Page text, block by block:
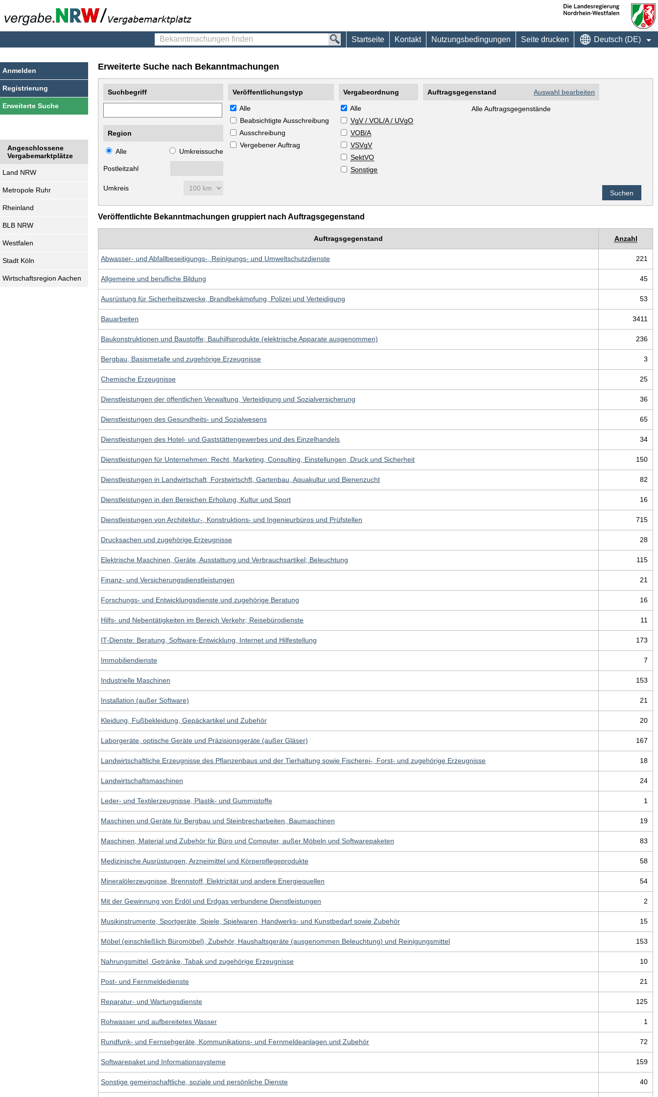
Bekanntmachungen
Startseite Kontakt Nutzungsbedingungen Seite drucken Deutsch (DE)
Anmelden
Registrierung
Erweiterte Suche
Angeschlossene
Vergabemarktplätze
Land NRW
Metropole Ruhr
Rheinland
BLB NRW
Westfalen
Stadt Köln
Wirtschaftsregion Aachen
Erweiterte Suche nach Bekanntmachungen
Suchbegriff
Region
Alle Umkreissuche
Postleitzahl
Umkreis
Veröffentlichungstyp
Alle
Beabsichtigte Ausschreibung
Ausschreibung
Vergebener Auftrag
Vergabeordnung
Alle
VgV / VOL/A / UVgO
VOB/A
VSVgV
SektVO
Sonstige
Auftragsgegenstand Auswahl bearbeiten
Alle Auftragsgegenstände
Veröffentlichte Bekanntmachungen gruppiert nach Auftragsgegenstand
Auftragsgegenstand Anzahl
Abwasser- und Abfallbeseitigungs-, Reinigungs- und Umweltschutzdienste 221
Allgemeine und berufliche Bildung 45
Ausrüstung für Sicherheitszwecke, Brandbekämpfung, Polizei und Verteidigung 53
Bauarbeiten 3411
Baukonstruktionen und Baustoffe; Bauhilfsprodukte (elektrische Apparate ausgenommen) 236
Bergbau, Basismetalle und zugehörige Erzeugnisse 3
Chemische Erzeugnisse 25
Dienstleistungen der öffentlichen Verwaltung, Verteidigung und Sozialversicherung 36
Dienstleistungen des Gesundheits- und Sozialwesens 65
Dienstleistungen des Hotel- und Gaststättengewerbes und des Einzelhandels 34
Dienstleistungen für Unternehmen: Recht, Marketing, Consulting, Einstellungen, Druck und Sicherheit 150
Dienstleistungen in Landwirtschaft, Forstwirtschft, Gartenbau, Aquakultur und Bienenzucht 82
Dienstleistungen in den Bereichen Erholung, Kultur und Sport 16
Dienstleistungen von Architektur-, Konstruktions- und Ingenieurbüros und Prüfstellen 715
Drucksachen und zugehörige Erzeugnisse 28
Elektrische Maschinen, Geräte, Ausstattung und Verbrauchsartikel; Beleuchtung 115
Finanz- und Versicherungsdienstleistungen 21
Forschungs- und Entwicklungsdienste und zugehörige Beratung 16
Hilfs- und Nebentätigkeiten im Bereich Verkehr; Reisebürodienste 11
IT-Dienste: Beratung, Software-Entwicklung, Internet und Hilfestellung 173
Immobiliendienste 7
Industrielle Maschinen 153
Installation (außer Software) 21
Kleidung, Fußbekleidung, Gepäckartikel und Zubehör 20
Laborgeräte, optische Geräte und Präzisionsgeräte (außer Gläser) 167
Landwirtschaftliche Erzeugnisse des Pflanzenbaus und der Tierhaltung sowie Fischerei-, Forst- und zugehörige Erzeugnisse 18
Landwirtschaftsmaschinen 24
Leder- und Textilerzeugnisse, Plastik- und Gummistoffe 1
Maschinen und Geräte für Bergbau und Steinbrecharbeiten, Baumaschinen 19
Maschinen, Material und Zubehör für Büro und Computer, außer Möbeln und Softwarepaketen 83
Medizinische Ausrüstungen, Arzneimittel und Körperpflegeprodukte 58
Mineralölerzeugnisse, Brennstoff, Elektrizität und andere Energiequellen 54
Mit der Gewinnung von Erdöl und Erdgas verbundene Dienstleistungen 2
Musikinstrumente, Sportgeräte, Spiele, Spielwaren, Handwerks- und Kunstbedarf sowie Zubehör 15
Möbel (einschließlich Büromöbel), Zubehör, Haushaltsgeräte (ausgenommen Beleuchtung) und Reinigungsmittel 153
Nahrungsmittel, Getränke, Tabak und zugehörige Erzeugnisse 10
Post- und Fernmeldedienste 21
Reparatur- und Wartungsdienste 125
Rohwasser und aufbereitetes Wasser 1
Rundfunk- und Fernsehgeräte, Kommunikations- und Fernmeldeanlagen und Zubehör 72
Softwarepaket und Informationssysteme 159
Sonstige gemeinschaftliche, soziale und persönliche Dienste 40